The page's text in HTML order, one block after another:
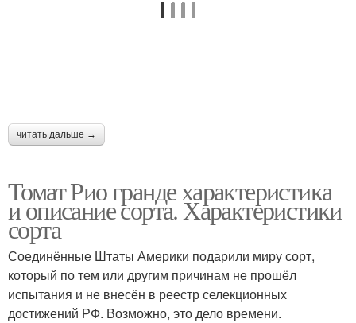
читать дальше →
Томат Рио гранде характеристика
и описание сорта. Характеристики
сорта
Соединённые Штаты Америки подарили миру сорт,
который по тем или другим причинам не прошёл
испытания и не внесён в реестр селекционных
достижений РФ. Возможно, это дело времени.